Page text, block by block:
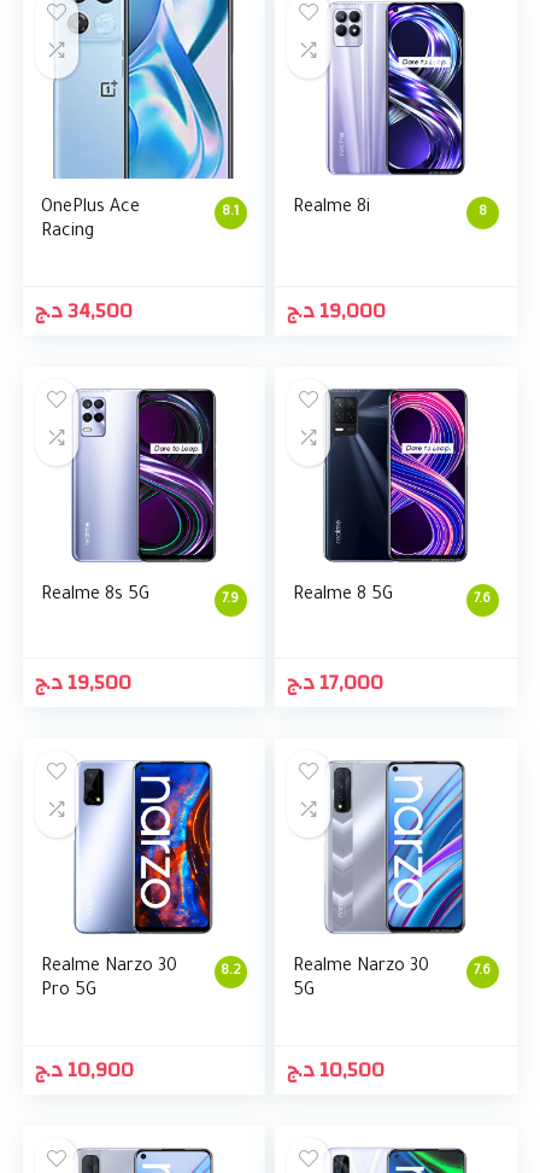
8.1
OnePlus Ace
Racing
34,500د.ج
8
Realme 8i
19,000د.ج
7.9
Realme 8s 5G
19,500د.ج
7.6
Realme 8 5G
17,000د.ج
8.2
Realme Narzo 30
Pro 5G
10,900د.ج
7.6
Realme Narzo 30
5G
10,500د.ج